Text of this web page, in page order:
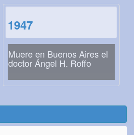
1947
Muere en Buenos Aires el
doctor Ángel H. Roffo